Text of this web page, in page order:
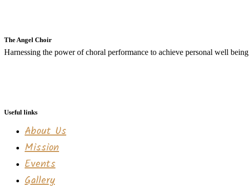
The Angel Choir
Harnessing the power of choral performance to achieve personal well being
Useful links
About Us
Mission
Events
Gallery